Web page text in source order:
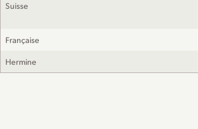
Suisse
Française
Hermine